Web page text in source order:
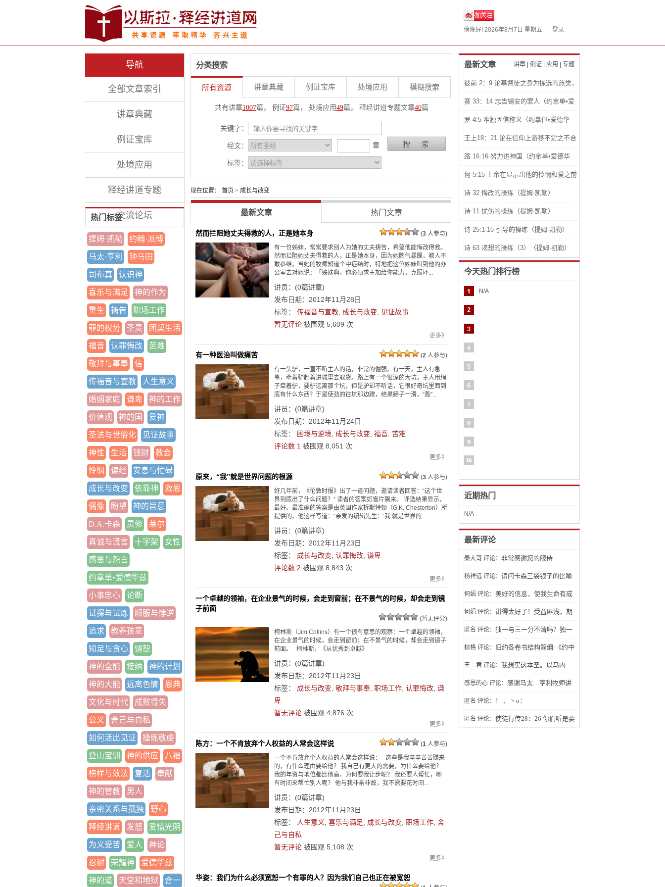
傍晚好! 2026年8月7日 星期五 登录
导航
全部文章索引
讲章典藏
例证宝库
处境应用
释经讲道专题
交流论坛
热门标签
提姆·凯勒 约翰·派博
马太·亨利 钟马田
司布真 认识神
喜乐与满足 神的作为
重生 祷告 职场工作
罪的权势 圣灵 团契生活
福音 认罪悔改 苦难
敬拜与事奉 信
传福音与宣教 人生意义
婚姻家庭 谦卑 神的工作
价值观 神的国 爱神
圣洁与世俗化 见证故事
神性 生活 钱财 教会
怜悯 读经 安息与忙碌
成长与改变 依靠神 救恩
偶像 盼望 神的旨意
D.A.卡森 灵修 莱尔
真诚与谎言 十字架 女性
感恩与怨言
约拿单•爱德华兹
小事忠心 论断
试探与试炼 顺服与悖逆
追求 教养孩童
知足与贪心 饶恕
神的全能 接纳 神的计划
神的大能 远离色情 恩典
文化与时代 成败得失
公义 舍己与自私
如何活出见证 操练敬虔
登山宝训 神的供应 八福
榜样与效法 复活 奉献
神的管教 男人
亲密关系与孤独 野心
释经讲道 发怒 爱惜光阴
为义受苦 爱人 神论
忍耐 荣耀神 爱德华兹
神的道 天堂和地狱 合一
分类搜索
所有资源 讲章典藏 例证宝库 处境应用 模糊搜索
共有讲章1007篇， 例证97篇， 处境应用49篇， 释经讲道专题文章40篇
关键字：
经文： 章
标签：
现在位置： 首页 > 成长与改变
最新文章 热门文章
然而拦阻她丈夫得救的人，正是她本身 (3 人参与)
有一位姊妹，常常要求别人为她的丈夫祷告，希望他能悔改得救。
然而拦阻她丈夫得救的人，正是她本身，因为她脾气暴躁，教人不
敢恭维。当她的牧师知道个中症结时，特地把这位姊妹叫到他的办
公室去对她说：「姊妹啊，你必须求主加给你能力，克服坏...
讲员： (0篇讲章)
发布日期：2012年11月28日
标签： 传福音与宣教 成长与改变
见证故事
暂无评论 被围观 5,609 次
更多》
有一种医治叫做痛苦 (2 人参与)
有一头驴，一直不听主人的话，非常的倔强。有一天，主人有急
事，牵着驴赶着进城里去取货。路上有一个很深的大坑，主人用绳
子牵着驴，要驴远离那个坑，但是驴却不听话，它很好奇坑里面到
底有什么东西？于是使劲的往坑那边蹭，结果蹄子一滑，“轰”...
讲员： (0篇讲章)
发布日期：2012年11月24日
标签：
困境与逆境 成长与改变 福音 苦难
评论数 1 被围观 8,051 次
更多》
原来，“我”就是世界问题的根源 (3 人参与)
好几年前，《伦敦时报》出了一道问题，邀请读者回答：“这个世
界到底出了什么问题？” 读者的答案如雪片飘来。 评选结果显示，
最好、最准确的答案是由英国作家拆斯特顿（G.K. Chesterton）所
提供的。他这样写道：“亲爱的编辑先生：‘我’就是世界的...
讲员： (0篇讲章)
发布日期：2012年11月23日
标签： 成长与改变 认罪悔改 谦卑
评论数 2 被围观 8,843 次
更多》
一个卓越的领袖，在企业景气的时候，会走到窗前；在不景气的时候，却会走到镜
子前面
(暂无评分)
柯林斯（Jim Collins）有一个很有意思的观察：一个卓越的领袖，
在企业景气的时候，会走到窗前；在不景气的时候，却会走到镜子
前面。 柯林斯，《从优秀到卓越》
讲员： (0篇讲章)
发布日期：2012年11月23日
标签： 成长与改变 敬拜与事奉 职场工作 认罪悔改 谦
卑
暂无评论 被围观 4,876 次
更多》
陈方：一个不肯放弃个人权益的人常会这样说 (1 人参与)
一个不肯放弃个人权益的人常会这样说： 这些是我辛辛苦苦赚来
的，有什么理由要给他？ 我自己有更大的需要，为什么要给他？
我的年资与地位都比他高，为何要我让步呢？ 我还要人帮忙，哪
有时间来帮忙别人呢？ 他与我非亲非故，我不需要花时间...
讲员： (0篇讲章)
发布日期：2012年11月23日
标签：
人生意义 喜乐与满足 成长与改变 职场工作 舍
己与自私
暂无评论 被围观 5,108 次
更多》
华姿：我们为什么必须宽恕一个有罪的人？因为我们自己也正在被宽恕
最新文章 讲章 例证 应用 专题
彼前 2：9 论基督徒之身为拣选的族类，
君尊的祭司，圣洁的国度和属神的子民
（约拿单•爱德华兹）
赛 33：14 忠告锡安的罪人（约拿单•爱
德华兹）
罗 4:5 唯独因信称义（约拿但•爱德华
兹）
王上18：21 论在信仰上游移不定之不合
理性（约拿单•爱德华兹）
路 16:16 努力进神国（约拿单•爱德华
兹）
何 5:15 上帝在显示出他的怜悯和爱之前
总是让人感觉到他们的悲惨处境（约拿单•
爱德华兹）
诗 32 悔改的操练（提姆·凯勒）
诗 11 忧伤的操练（提姆·凯勒）
诗 25:1-15 引导的操练（提姆·凯勒）
诗 63 渴想的操练（3）（提姆·凯勒）
今天热门排行榜
N/A
近期热门
N/A
最新评论
秦大哥 评论： 非常感谢您的服侍
杨祥远 评论： 请问卡森三袋银子的比喻
文章怎么找不到？
何娟 评论： 美好的信息，使我生命有成
长，期待了解更多。
何娟 评论： 讲得太好了！受益匪浅，期
待看到更多有关建造生命的讲章，祝福
你。
匿名 评论： 独一与三一分不清吗？独一
三一 不一样吧？应该是人都能分辨得出
来。
棕格 评论： 旧约各卷书结构简纲:《约中
之钥：旧约文学结构》，非常棒！
王二君 评论： 我想买这本圣。以马内
利！
感恩的心 评论： 感谢马太…亨利牧师讲
的圣经证道，谢谢您分享给我的灵粮吗
哪，主与我们同在，哈利路亚！阿门。
匿名 评论： ！ 、丶o：
匿名 评论： 使徒行传28：26 你们听是要